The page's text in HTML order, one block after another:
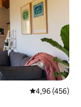
gosti”
Prosječna
4,96 (456)